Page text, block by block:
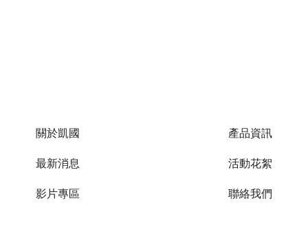
關於凱國
產品資訊
最新消息
活動花絮
影片專區
聯絡我們